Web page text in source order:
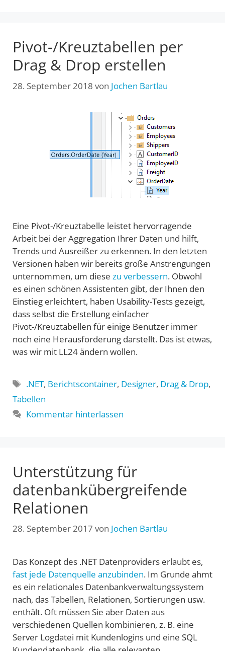
Pivot-/Kreuztabellen per
Drag & Drop erstellen
28. September 2018 von Jochen Bartlau
Eine Pivot-/Kreuztabelle leistet hervorragende
Arbeit bei der Aggregation Ihrer Daten und hilft,
Trends und Ausreißer zu erkennen. In den letzten
Versionen haben wir bereits große Anstrengungen
unternommen, um diese zu verbessern. Obwohl
es einen schönen Assistenten gibt, der Ihnen den
Einstieg erleichtert, haben Usability-Tests gezeigt,
dass selbst die Erstellung einfacher
Pivot-/Kreuztabellen für einige Benutzer immer
noch eine Herausforderung darstellt. Das ist etwas,
was wir mit LL24 ändern wollen.
Schlagwörter
.NET, Berichtscontainer, Designer, Drag & Drop,
Tabellen
Kommentar hinterlassen
Unterstützung für
datenbankübergreifende
Relationen
28. September 2017 von Jochen Bartlau
Das Konzept des .NET Datenproviders erlaubt es,
fast jede Datenquelle anzubinden. Im Grunde ahmt
es ein relationales Datenbankverwaltungssystem
nach, das Tabellen, Relationen, Sortierungen usw.
enthält. Oft müssen Sie aber Daten aus
verschiedenen Quellen kombinieren, z. B. eine
Server Logdatei mit Kundenlogins und eine SQL